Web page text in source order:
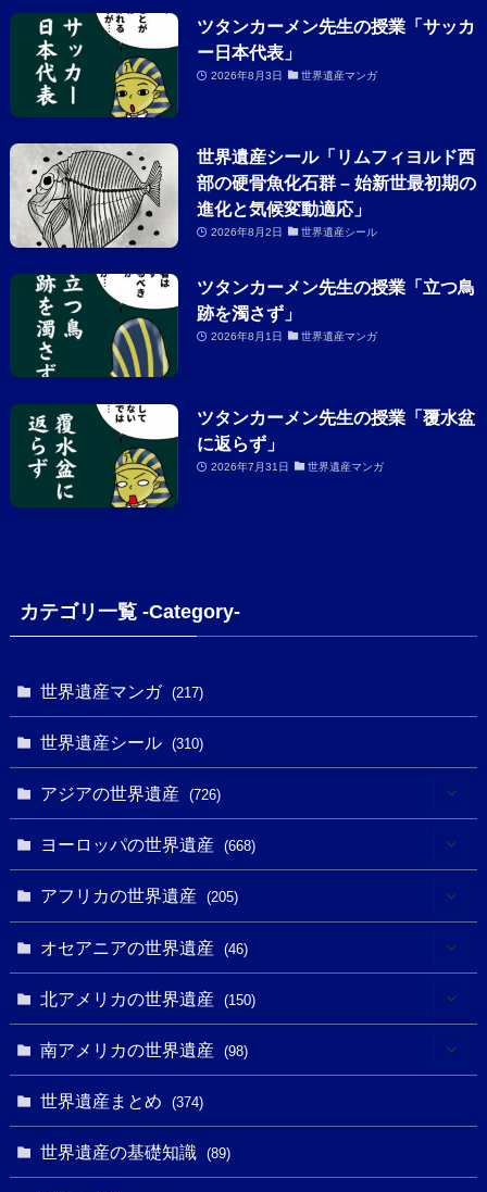
ツタンカーメン先生の授業「サッカ
ー日本代表」
2026年8月3日 世界遺産マンガ
世界遺産シール「リムフィヨルド西
部の硬骨魚化石群 – 始新世最初期の
進化と気候変動適応」
2026年8月2日 世界遺産シール
ツタンカーメン先生の授業「立つ鳥
跡を濁さず」
2026年8月1日 世界遺産マンガ
ツタンカーメン先生の授業「覆水盆
に返らず」
2026年7月31日 世界遺産マンガ
カテゴリ一覧 -Category-
世界遺産マンガ (217)
世界遺産シール (310)
アジアの世界遺産 (726)
(6)
(10)
(10)
ヨーロッパの世界遺産 (668)
(4)
(3)
(1)
(43)
アフリカの世界遺産 (205)
(8)
(1)
(32)
(13)
オセアニアの世界遺産 (46)
(25)
(6)
北アメリカの世界遺産 (150)
(31)
南アメリカの世界遺産 (98)
(4)
世界遺産まとめ (374)
世界遺産の基礎知識 (89)